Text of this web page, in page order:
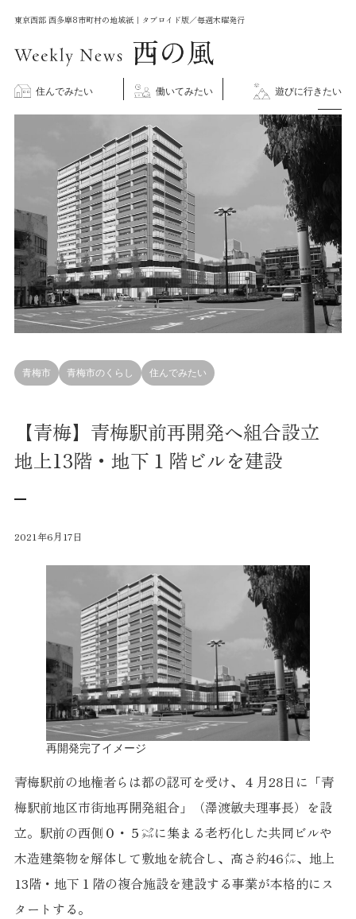
東京西部 西多摩8市町村の地域紙｜タブロイド版／毎週木曜発行
住んでみたい 働いてみたい 遊びに行きたい
青梅市 青梅市のくらし 住んでみたい
【青梅】青梅駅前再開発へ組合設立
地上13階・地下１階ビルを建設
2021年6月17日
再開発完了イメージ
青梅駅前の地権者らは都の認可を受け、４月28日に「青
梅駅前地区市街地再開発組合」（澤渡敏夫理事長）を設
立。駅前の西側０・５㌶に集まる老朽化した共同ビルや
木造建築物を解体して敷地を統合し、高さ約46㍍、地上
13階・地下１階の複合施設を建設する事業が本格的にス
タートする。